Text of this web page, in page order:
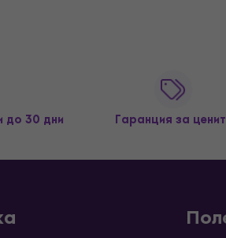
до 30 дни Гаранция за